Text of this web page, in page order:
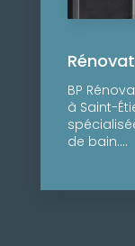
BP
à Saint-
de bain....